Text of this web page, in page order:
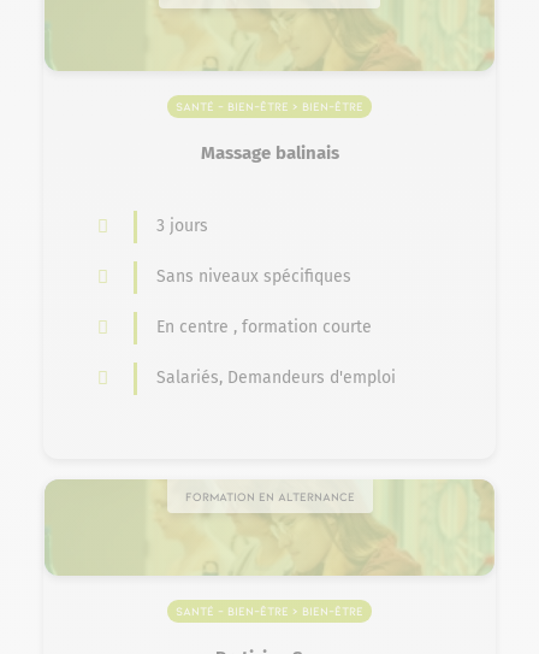
Santé – Bien-être > Bien-Être
Massage balinais
3 jours
Sans niveaux spécifiques
En centre , formation courte
Salariés, Demandeurs d'emploi
Formation en alternance
Santé – Bien-être > Bien-Être